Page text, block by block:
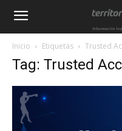
Inicio Etiquetas Trusted
Tag: Trusted